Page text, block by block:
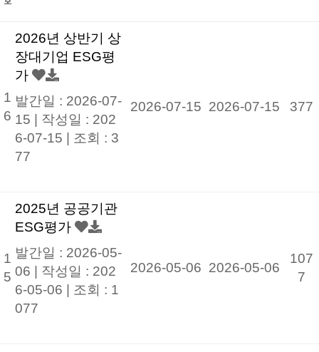
1
6
2026년 상반기 상
장대기업 ESG평
가
발간일 : 2026-07-
15 | 작성일 : 202
6-07-15
조회 : 3
77
2026-07-15 2026-07-15 377
1
5
2025년 공공기관
ESG평가
발간일 : 2026-05-
06 | 작성일 : 202
6-05-06
조회 : 1
077
2026-05-06 2026-05-06
107
7